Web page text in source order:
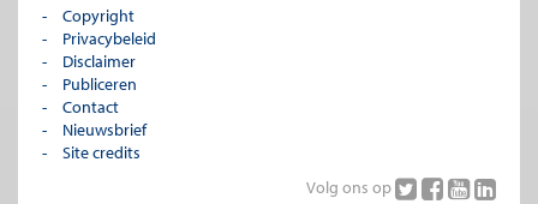
Copyright
Privacybeleid
Disclaimer
Publiceren
Contact
Nieuwsbrief
Site credits
Volg ons op